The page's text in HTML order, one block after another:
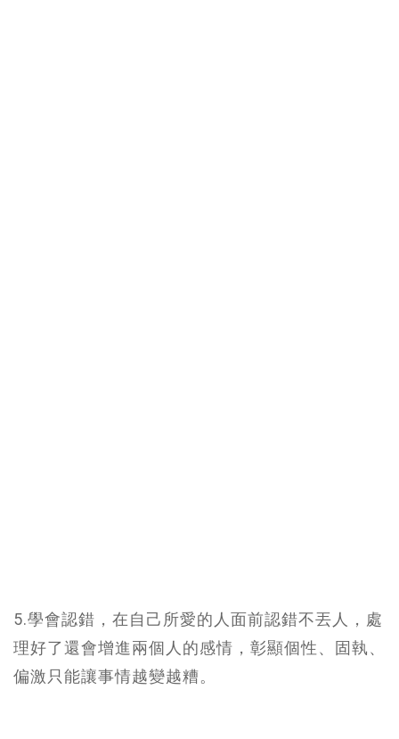
5.學會認錯，在自己所愛的人面前認錯不丟人，處
理好了還會增進兩個人的感情，彰顯個性、固執、
偏激只能讓事情越變越糟。